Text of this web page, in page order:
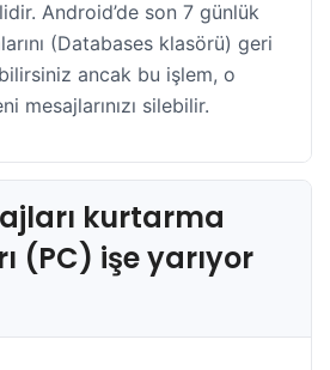
Android’de son 7 günlük
(Databases klasörü) geri
ancak bu işlem, o
mesajlarınızı silebilir.
kurtarma
(PC) işe yarıyor